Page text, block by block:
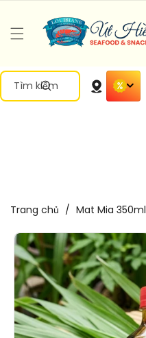
Dung
Tìm kiếm
Trang chủ / Mat Mia 350ml
Chuyển
Đến Thông
Tin Sản
Phẩm